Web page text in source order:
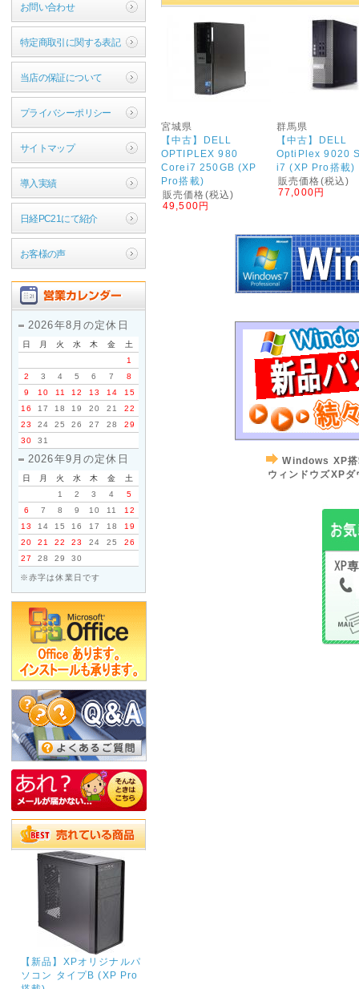
お問い合わせ
特定商取引に関する表記
当店の保証について
プライバシーポリシー
サイトマップ
導入実績
日経PC21にて紹介
お客様の声
2026年8月の定休日
日 月 火 水 木 金
土
1
2
3 4 5 6 7
8
9
10 11 12 13 14
15
16
17 18 19 20 21
22
23
24 25 26 27 28
29
30
31
2026年9月の定休日
日 月 火 水 木 金
土
1
2 3 4
5
6
7 8 9 10 11
12
13
14 15 16 17 18
19
20
21 22 23 24 25
26
27
28 29 30
※赤字は休業日です
【新品】XPオリジナルパ
ソコン タイプB (XP Pro
宮城県
【中古】DELL
OPTIPLEX 980
Corei7 250GB (XP
Pro搭載)
販売価格(税込)
49,500円
群馬県
【中古】DELL
OptiPlex 9020
i7 (XP Pro搭載)
販売価格(税込)
77,000円
Windows XP搭
ウィンドウズXPダ